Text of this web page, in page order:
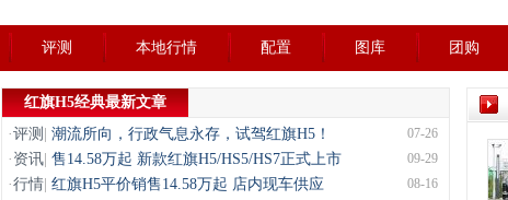
评测 本地行情 配置 图库 团购
红旗H5经典最新文章
·评测 潮流所向，行政气息永存，试驾红旗H5！ 07-26
· 资讯 售14.58万起 新款红旗H5/HS5/HS7正式上市 09-29
·行情 红旗H5平价销售14.58万起 店内现车供应 08-16